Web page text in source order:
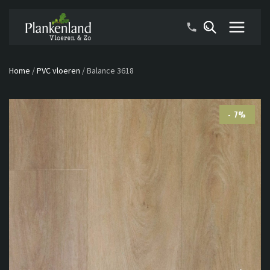
Home /PVC vloeren /Balance 3618
- 7%